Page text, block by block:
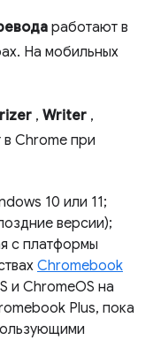
работают в
На мобильных
, Writer ,
Chrome при
10 или 11;
версии);
с платформы
Chromebook
и ChromeOS на
Plus, пока